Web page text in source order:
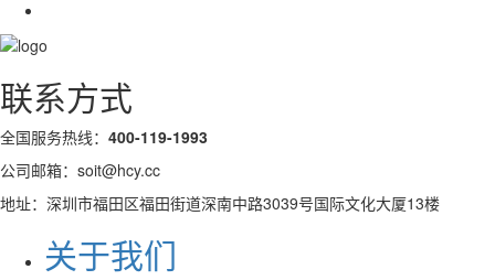
联系方式
全国服务热线： 400-119-1993
公司邮箱：soit@hcy.cc
地址：深圳市福田区福田街道深南中路3039号国际文化大厦13楼
关于我们